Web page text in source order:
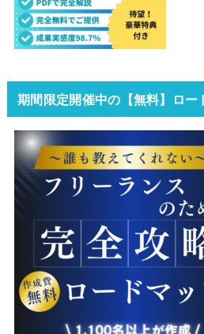
期間限定開催中の【無料】ロー